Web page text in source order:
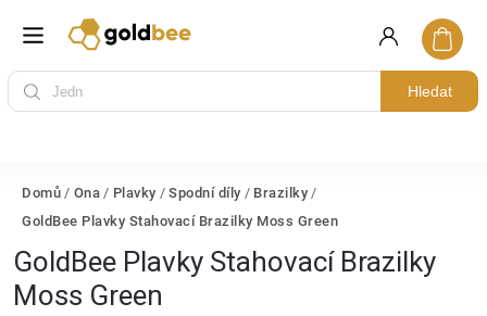
Hledat
Domů / Ona / Plavky / Spodní díly / Brazilky /
GoldBee Plavky Stahovací Brazilky Moss Green
GoldBee Plavky Stahovací Brazilky
Moss Green